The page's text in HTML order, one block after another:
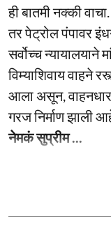
ही बातमी नक्की
तर पेट्रोल पंपावर
सर्वोच्च न्यायालयाने
विम्याशिवाय वाहने
आला असून,
गरज निर्माण झाली
नेमकं सुप्रीम ...